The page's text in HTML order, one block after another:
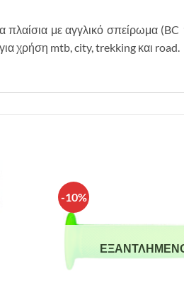
με αγγλικό σπείρωμα (BC
χρήση mtb, city, trekking και road.
-10%